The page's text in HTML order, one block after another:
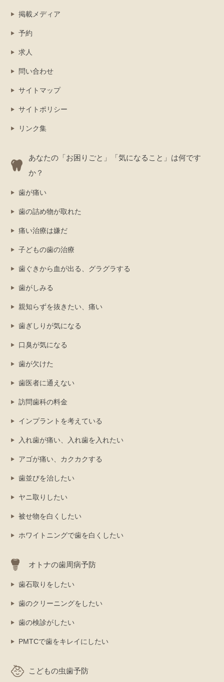
掲載メディア
予約
求人
問い合わせ
サイトマップ
サイトポリシー
リンク集
あなたの「お困りごと」「気になること」は何です
か？
歯が痛い
歯の詰め物が取れた
痛い治療は嫌だ
子どもの歯の治療
歯ぐきから血が出る、グラグラする
歯がしみる
親知らずを抜きたい、痛い
歯ぎしりが気になる
口臭が気になる
歯が欠けた
歯医者に通えない
訪問歯科の料金
インプラントを考えている
入れ歯が痛い、入れ歯を入れたい
アゴが痛い、カクカクする
歯並びを治したい
ヤニ取りしたい
被せ物を白くしたい
ホワイトニングで歯を白くしたい
オトナの歯周病予防
歯石取りをしたい
歯のクリーニングをしたい
歯の検診がしたい
PMTCで歯をキレイにしたい
こどもの虫歯予防